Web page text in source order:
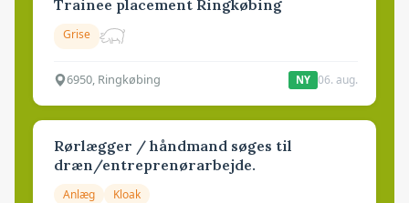
Trainee placement Ringkøbing
Grise
6950, Ringkøbing NY 06. aug.
Rørlægger / håndmand søges til
dræn/entreprenørarbejde.
Anlæg Kloak